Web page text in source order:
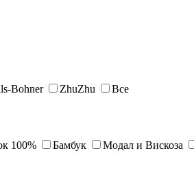
Bohner ZhuZhu Все
100% Бамбук Модал и Вискоза